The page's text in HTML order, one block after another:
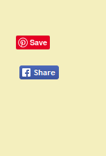
Save